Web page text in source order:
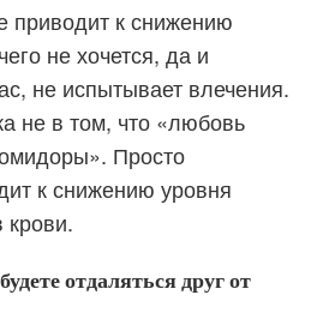
приводит к снижению
не хочется, да и
не испытывает влечения.
не в том, что «любовь
Просто
к снижению уровня
отдаляться друг от